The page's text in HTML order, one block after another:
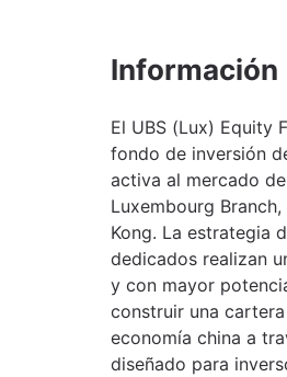
Información
El UBS (Lux) Equity
fondo de inversión
activa al mercado
Luxembourg
Kong. La estrategia
dedicados realizan
y con mayor
construir una
economía china a
diseñado para